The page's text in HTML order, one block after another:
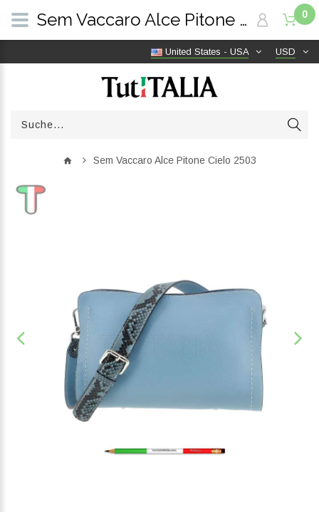
USD
United States - USA
0
Sem Vaccaro Alce Pitone Cielo 2503
Sem Vaccaro Alce Pitone Cielo 2503 | TutITALIA